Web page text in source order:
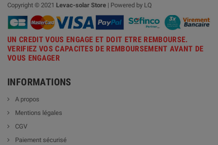
Copyright © 2021 Levac-solar Store | Powered by LQ
UN CREDIT VOUS ENGAGE ET DOIT ETRE REMBOURSE.
VERIFIEZ VOS CAPACITES DE REMBOURSEMENT AVANT DE
VOUS ENGAGER
INFORMATIONS
A propos
Mentions légales
CGV
Paiement sécurisé